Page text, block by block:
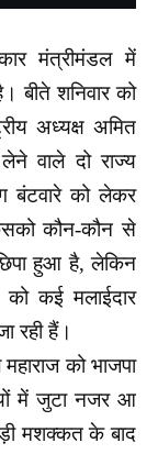
मंत्रीमंडल में
बीते शनिवार को
अध्यक्ष अमित
वाले दो राज्य
बंटवारे को लेकर
कौन-कौन से
हुआ है, लेकिन
कई मलाईदार
रही हैं।
को भाजपा
में जुटा नजर आ
मशक्कत के बाद